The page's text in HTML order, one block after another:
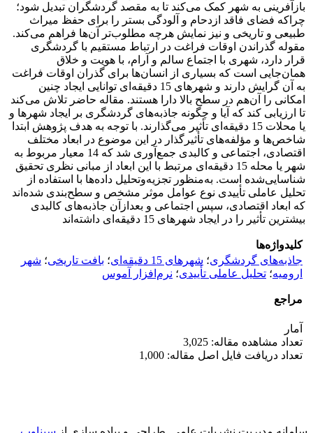
بازآفرینی به شهر کمک می‌کند تا به مقصد گردشگران تبدیل شود؛
چراکه فضای فاقد ازدحام و آلودگی بستر را برای حفظ میراث
طبیعی و تاریخی و نیز نمایش هرچه مطلوب‌تر آن‌ها فراهم می‌کند.
مقوله گذراندن اوقات فراغت در ارتباط مستقیم با گردشگری
قرار دارد، شهری با اجتماع سالم و آرام، با هویت و خلاق
همان‌جایی است که بسیاری از انسان‌ها برای گذران اوقات فراغت
به آن گرایش دارند و شهرهای 15 دقیقه‌ای توانایی ایجاد چنین
امکانی را آن‌هم در سطح بالا دارا هستند. مقاله حاضر تلاش می‌کند
تا ارزیابی کند که آیا و چگونه جاذبه‌های گردشگری بر ایجاد شهرها و
یا محلات 15 دقیقه‌ای تأثیر می‌گذارند. با توجه به هدف پژوهش ابتدا
شاخص‌ها و مؤلفه‌های تأثیرگذار در این موضوع در ابعاد مختلف
اقتصادی، اجتماعی و کالبدی جمع‌آوری شد که 14 معیار مربوط به
شهر یا محله 15 دقیقه‌ای مرتبط با این ابعاد از مبانی نظری تحقیق
شناسایی‌شده است. به‌منظور تجزیه‌وتحلیل داده‌ها با استفاده از
تحلیل عاملی تأییدی نوع عوامل موثر مشخص و سطح‌بندی شده‌اند
که ابعاد اقتصادی، سپس اجتماعی و بعدازآن جاذبه‌های کالبدی
بیشترین تأثیر را در ایجاد شهرهای 15 دقیقه‌ای داشته‌اند
کلیدواژه‌ها
جاذبه‌های گردشگری؛ شهرهای 15 دقیقه‌ای ؛ بافت تاریخی؛ شهر
ارومیه؛ تحلیل عاملی تأییدی؛ نرم‌افزار آموس
مراجع
آمار
تعداد مشاهده مقاله: 3,025
تعداد دریافت فایل اصل مقاله: 1,000